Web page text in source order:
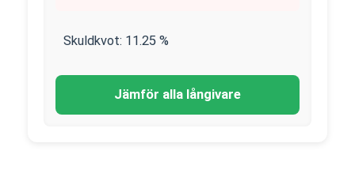
Skuldkvot: 11.25 %
Jämför alla långivare